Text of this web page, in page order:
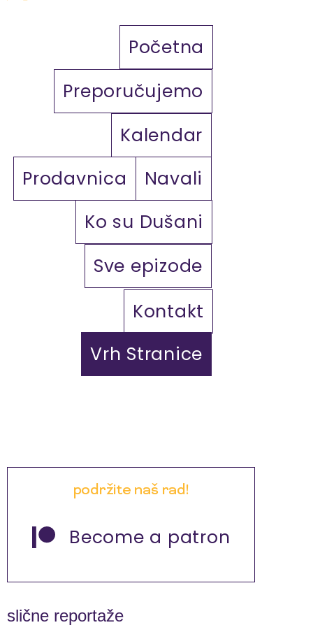
Početna
Preporučujemo
Kalendar
Prodavnica
Navali
Ko su Dušani
Sve epizode
Kontakt
Vrh Stranice
podržite naš rad!
Become a patron
slične reportaže